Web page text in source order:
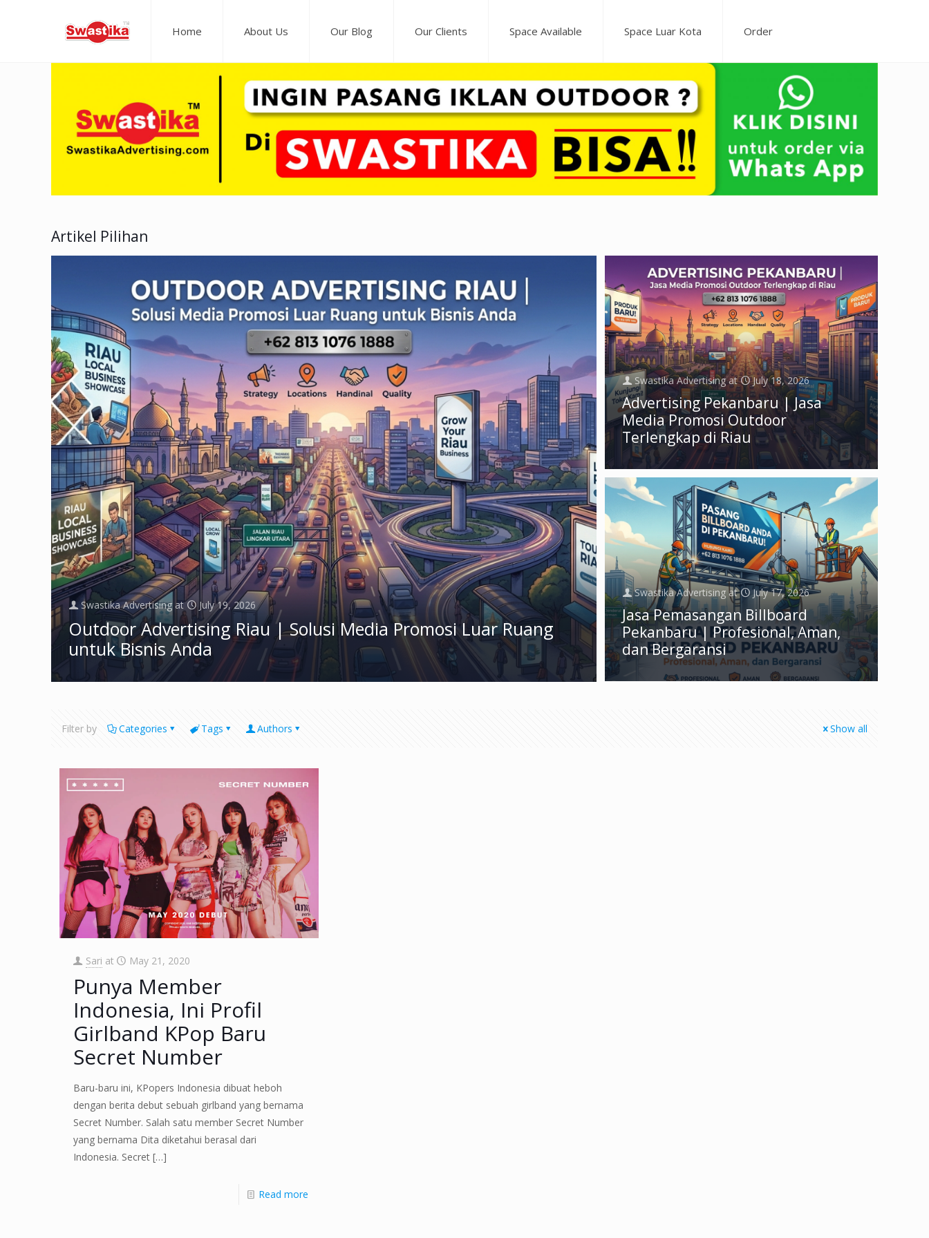
Home About Us Our Blog Our Clients Space Available Space Luar Kota Order
Artikel Pilihan
Swastika Advertising at July 19, 2026
Outdoor Advertising Riau | Solusi Media Promosi Luar Ruang
untuk Bisnis Anda
Swastika Advertising at July 18, 2026
Advertising Pekanbaru | Jasa
Media Promosi Outdoor
Terlengkap di Riau
Swastika Advertising at July 17, 2026
Jasa Pemasangan Billboard
Pekanbaru | Profesional, Aman,
dan Bergaransi
Filter by Categories Tags Authors Show all
Sari at May 21, 2020
Punya Member
Indonesia, Ini Profil
Girlband KPop Baru
Secret Number
Baru-baru ini, KPopers Indonesia dibuat heboh
dengan berita debut sebuah girlband yang bernama
Secret Number. Salah satu member Secret Number
yang bernama Dita diketahui berasal dari
Indonesia. Secret[…]
Read more